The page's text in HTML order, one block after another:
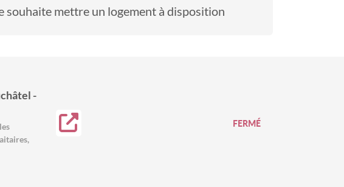
souhaite mettre un logement à disposition
-
FERMÉ